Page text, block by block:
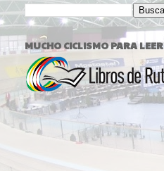
MUCHO CICLISMO PARA LEER